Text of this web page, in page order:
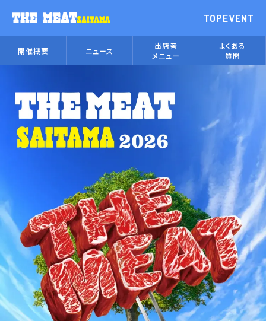
TOPEVENT
開催概要 ニュース
出店者
メニュー
よくある
質問